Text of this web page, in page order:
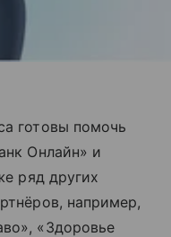
готовы помочь
Онлайн» и
ряд других
например,
«Здоровье